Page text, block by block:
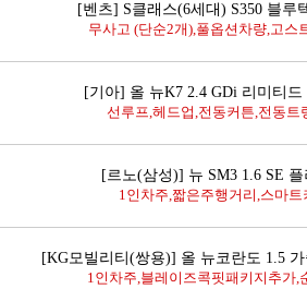
[벤츠] S클래스(6세대) S350 블루
무사고 (단순2개),풀옵션차량,고스
[기아] 올 뉴K7 2.4 GDi 리미티드
선루프,헤드업,전동커튼,전동트
[르노(삼성)] 뉴 SM3 1.6 SE
1인차주,짧은주행거리,스마트
[KG모빌리티(쌍용)] 올 뉴코란도 1.5
1인차주,블레이즈콕핏패키지추가,